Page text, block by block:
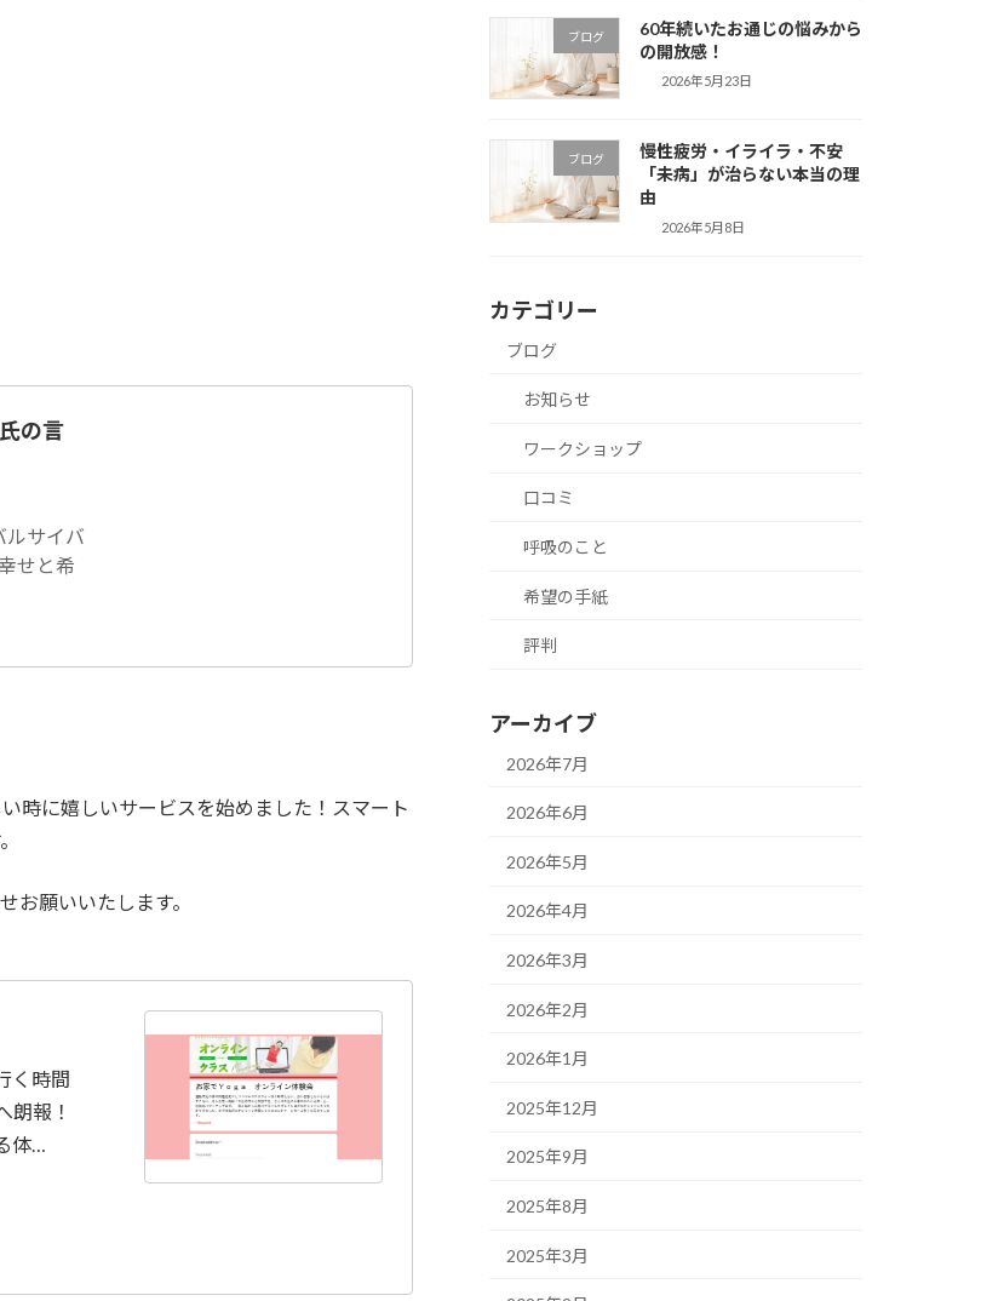
の言
ルサイバ
せと希
時に嬉しいサービスを始めました！スマート
お願いいたします。
く時間
朗報！
体…
ブログ
60年続いたお通じの悩みから
の開放感！
2026年5月23日
ブログ
慢性疲労・イライラ・不安
「未病」が治らない本当の理
由
2026年5月8日
カテゴリー
ブログ
お知らせ
ワークショップ
口コミ
呼吸のこと
希望の手紙
評判
アーカイブ
2026年7月
2026年6月
2026年5月
2026年4月
2026年3月
2026年2月
2026年1月
2025年12月
2025年9月
2025年8月
2025年3月